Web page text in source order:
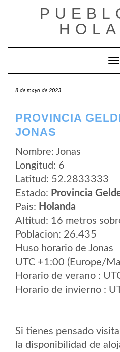
8 de mayo de 2023
PROVINCIA
JONAS
Nombre: Jonas
Longitud: 6
Latitud: 52.2833333
Estado: Provincia
Pais: Holanda
Altitud: 16 metros
Poblacion: 26.435
Huso horario de Jonas
UTC +1:00 (Europe/
Horario de verano :
Horario de invierno :
Si tienes pensado
la disponibilidad de